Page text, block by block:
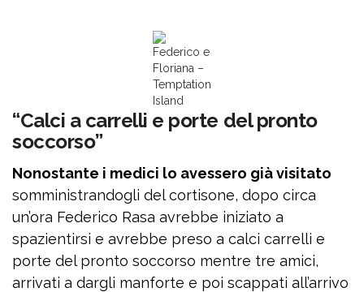
Federico e
Floriana –
Temptation
Island
“Calci a carrelli e porte del pronto
soccorso”
Nonostante i medici lo avessero già visitato
somministrandogli del cortisone, dopo circa
un’ora Federico Rasa avrebbe iniziato a
spazientirsi e avrebbe preso a calci carrelli e
porte del pronto soccorso mentre tre amici,
arrivati a dargli manforte e poi scappati all’arrivo